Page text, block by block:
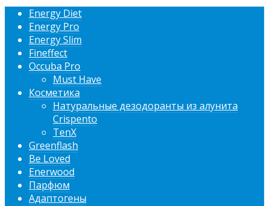
Energy Diet
Energy Pro
Energy Slim
Fineffect
Occuba Pro
Must Have
Косметика
Натуральные дезодоранты из алунита
Crispento
TenX
Greenflash
Be Loved
Enerwood
Парфюм
Адаптогены